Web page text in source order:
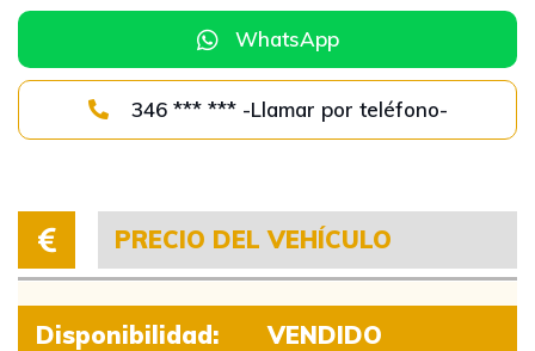
WhatsApp
346 *** *** -Llamar por teléfono-
PRECIO DEL VEHÍCULO
Disponibilidad: VENDIDO